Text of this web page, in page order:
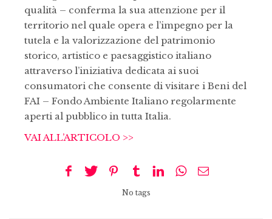
qualità – conferma la sua attenzione per il
territorio nel quale opera e l’impegno per la
tutela e la valorizzazione del patrimonio
storico, artistico e paesaggistico italiano
attraverso l’iniziativa dedicata ai suoi
consumatori che consente di visitare i Beni del
FAI – Fondo Ambiente Italiano regolarmente
aperti al pubblico in tutta Italia.
VAI ALL’ARTICOLO >>
No tags